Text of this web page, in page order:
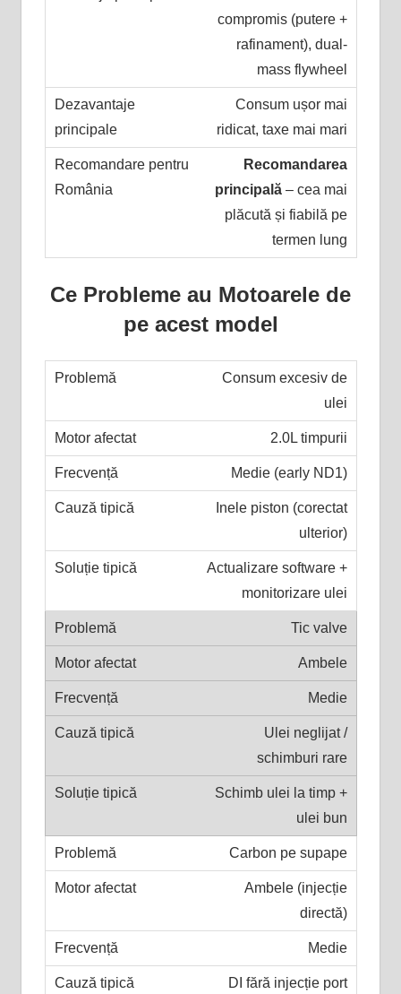
compromis (putere +
rafinament), dual-
mass flywheel
Consum ușor mai
ridicat, taxe mai mari
Recomandarea
principală– cea mai
plăcută și fiabilă pe
termen lung
Ce Probleme au Motoarele de
pe acest model
Consum excesiv de
ulei
2.0L timpurii
Medie (early ND1)
Inele piston (corectat
ulterior)
Actualizare software +
monitorizare ulei
Tic valve
Ambele
Medie
Ulei neglijat /
schimburi rare
Schimb ulei la timp +
ulei bun
Carbon pe supape
Ambele (injecție
directă)
Medie
DI fără injecție port